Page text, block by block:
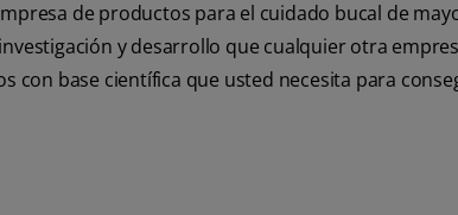
de productos para el cuidado bucal de
y desarrollo que cualquier otra
con base científica que usted necesita para